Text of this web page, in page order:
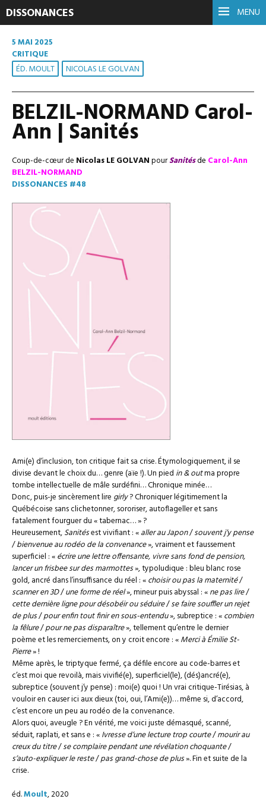
MENU
DISSONANCES
5 MAI 2025
CRITIQUE
ÉD. MOULT NICOLAS LE GOLVAN
BELZIL-NORMAND Carol-
Ann | Sanités
Coup-de-cœur de Nicolas LE GOLVANpourSanitésde Carol-Ann
BELZIL-NORMAND
DISSONANCES #48
Ami(e) d’inclusion, ton critique fait sa crise. Étymologiquement, il se
divise devant le choix du… genre (aïe !). Un pied in & outma propre
tombe intellectuelle de mâle surdéfini… Chronique minée…
Donc, puis-je sincèrement lire girly? Chroniquer légitimement la
Québécoise sans clichetonner, sororiser, autoflageller et sans
fatalement fourguer du « tabernac… » ?
Heureusement,Sanitésest vivifiant : «aller au Japon/souvent j’y pense
/bienvenue au rodéo de la convenance», vraiment et faussement
superficiel : «écrire une lettre offensante, vivre sans fond de pension,
lancer un frisbee sur des marmottes», typoludique : bleu blanc rose
gold, ancré dans l’insuffisance du réel : «choisir ou pas la maternité/
scanner en 3D/une forme de réel», mineur puis abyssal : «ne pas lire/
cette dernière ligne pour désobéir ou séduire/se faire souffler un rejet
de plus/pour enfin tout finir en sous-entendu», subreptice : «combien
la fêlure/pour ne pas disparaître», tellement qu’entre le dernier
poème et les remerciements, on y croit encore : «Merci à Émilie St-
Pierre» !
Même après, le triptyque fermé, ça défile encore au code-barres et
c’est moi que revoilà, mais vivifié(e), superficiel(le), (dés)ancré(e),
subreptice (souvent j’y pense) : moi(e) quoi ! Un vrai critique-Tirésias, à
vouloir en causer ici aux dieux (toi, oui, l’Ami(e))… même si, d’accord,
c’est encore un peu au rodéo de la convenance.
Alors quoi, aveugle ? En vérité, me voici juste démasqué, scanné,
séduit, raplati, et sans e : «Ivresse d’une lecture trop courte/mourir au
creux du titre/se complaire pendant une révélation choquante/
s’auto-expliquer le reste/pas grand-chose de plus». Fin et suite de la
crise.
éd.Moult, 2020